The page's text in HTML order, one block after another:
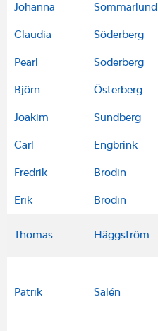
Johanna Sommarlund
Claudia Söderberg
Pearl Söderberg
Björn Österberg
Joakim Sundberg
Carl Engbrink
Fredrik Brodin
Erik Brodin
Thomas Häggström
Patrik Salén